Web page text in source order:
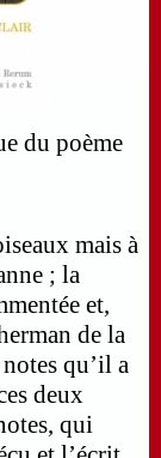
mais à
; la
et,
de la
qu’il a
deux
qui